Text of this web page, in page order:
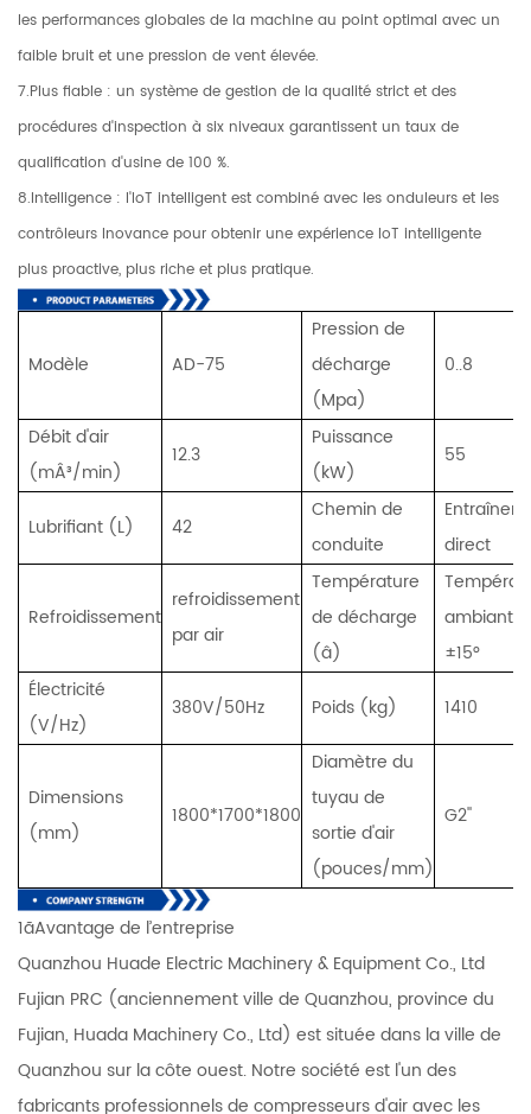
les performances globales de la machine au point optimal avec un
faible bruit et une pression de vent élevée.
7.Plus fiable : un système de gestion de la qualité strict et des
procédures d'inspection à six niveaux garantissent un taux de
qualification d'usine de 100 %.
8.Intelligence : l'IoT intelligent est combiné avec les onduleurs et les
contrôleurs Inovance pour obtenir une expérience IoT intelligente
plus proactive, plus riche et plus pratique.
Modèle AD-75
Pression de
décharge
(Mpa)
0..8
Débit d'air
(mÂ³/min)
12.3
Puissance
(kW)
55
Lubrifiant (L) 42
Chemin de
conduite
direct
Refroidissement
refroidissement
par air
Température
de décharge
(â)
ambiante
±15°
Électricité
(V/Hz)
380V/50Hz Poids (kg) 1410
Dimensions
(mm)
1800*1700*1800
Diamètre du
tuyau de
sortie d'air
(pouces/mm)
G2''
1ãAvantage de l’entreprise
Quanzhou Huade Electric Machinery & Equipment Co., Ltd
Fujian PRC (anciennement ville de Quanzhou, province du
Fujian, Huada Machinery Co., Ltd) est située dans la ville de
Quanzhou sur la côte ouest. Notre société est l'un des
fabricants professionnels de compresseurs d'air avec les